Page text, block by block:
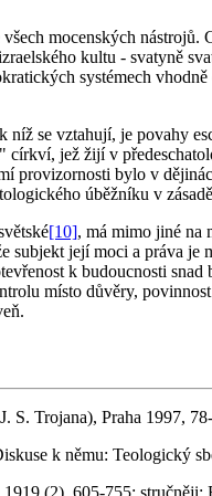
mocenských
kultu - svatyně
systémech
se vztahují, je povahy
jež žijí v
provizornosti bylo v
úběžníku v
[10], má mimo jiné na
její moci a práva
k budoucnosti
místo důvěry,
S. Trojana), Praha 1997,
k němu: Teologický
(2), 605-755;